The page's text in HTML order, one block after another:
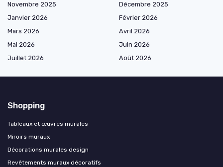
Novembre 2025
Décembre 2025
Janvier 2026
Février 2026
Mars 2026
Avril 2026
Mai 2026
Juin 2026
Juillet 2026
Août 2026
Shopping
Tableaux et œuvres murales
Miroirs muraux
Décorations murales design
Revêtements muraux décoratifs